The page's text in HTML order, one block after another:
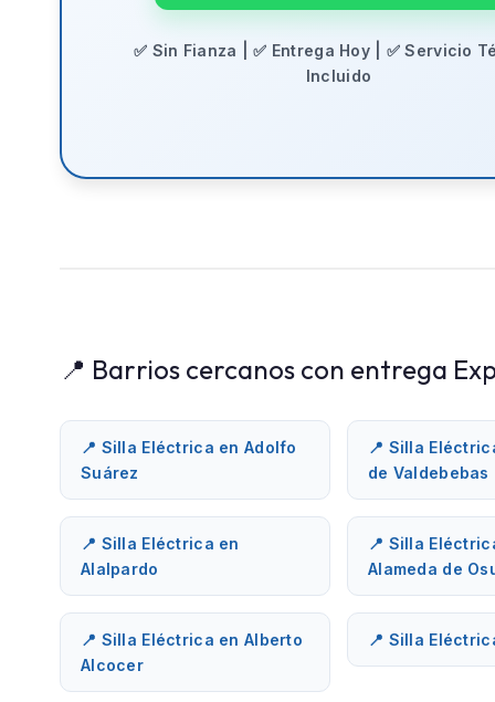
✅ Sin Fianza | ✅ Entrega Hoy | ✅ Servicio
Incluido
📍 Barrios cercanos con entrega
📍 Silla Eléctrica en Adolfo
Suárez
📍 Silla
de Valdebebas
📍 Silla Eléctrica en
Alalpardo
📍 Silla
Alameda de
📍 Silla Eléctrica en Alberto
Alcocer
📍 Silla